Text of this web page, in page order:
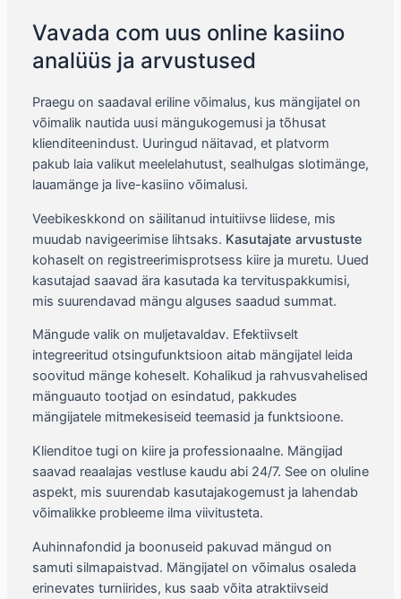
Vavada com uus online kasiino
analüüs ja arvustused
Praegu on saadaval eriline võimalus, kus mängijatel on
võimalik nautida uusi mängukogemusi ja tõhusat
klienditeenindust. Uuringud näitavad, et platvorm
pakub laia valikut meelelahutust, sealhulgas slotimänge,
lauamänge ja live-kasiino võimalusi.
Veebikeskkond on säilitanud intuitiivse liidese, mis
muudab navigeerimise lihtsaks. Kasutajate arvustuste
kohaselt on registreerimisprotsess kiire ja muretu. Uued
kasutajad saavad ära kasutada ka tervituspakkumisi,
mis suurendavad mängu alguses saadud summat.
Mängude valik on muljetavaldav. Efektiivselt
integreeritud otsingufunktsioon aitab mängijatel leida
soovitud mänge koheselt. Kohalikud ja rahvusvahelised
mänguauto tootjad on esindatud, pakkudes
mängijatele mitmekesiseid teemasid ja funktsioone.
Klienditoe tugi on kiire ja professionaalne. Mängijad
saavad reaalajas vestluse kaudu abi 24/7. See on oluline
aspekt, mis suurendab kasutajakogemust ja lahendab
võimalikke probleeme ilma viivitusteta.
Auhinnafondid ja boonuseid pakuvad mängud on
samuti silmapaistvad. Mängijatel on võimalus osaleda
erinevates turniirides, kus saab võita atraktiivseid